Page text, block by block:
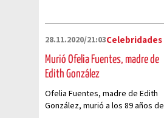
28.11.2020/21:03Celebridades
Murió Ofelia Fuentes, madre de
Edith González
Ofelia Fuentes, madre de Edith
González, murió a los 89 años de